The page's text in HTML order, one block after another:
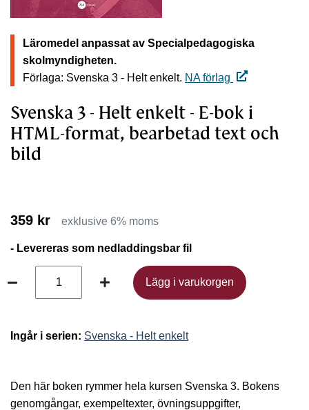
Läromedel anpassat av Specialpedagogiska
skolmyndigheten.
Förlaga: Svenska 3 - Helt enkelt. NA förlag
Svenska 3 - Helt enkelt - E-bok i
HTML-format, bearbetad text och
bild
359 kr exklusive 6% moms
- Levereras som nedladdingsbar fil
Lägg i varukorgen
Lägg i varukorgen
Ingår i serien: Svenska - Helt enkelt
Den här boken rymmer hela kursen Svenska 3. Bokens
genomgångar, exempeltexter, övningsuppgifter,